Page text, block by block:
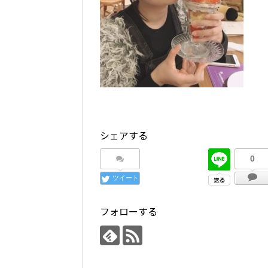
シェアする
ツイート
0
フォローする